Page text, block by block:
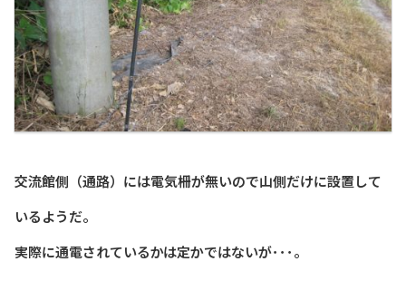
交流館側（通路）には電気柵が無いので山側だけに設置して
いるようだ。
実際に通電されているかは定かではないが･･･。